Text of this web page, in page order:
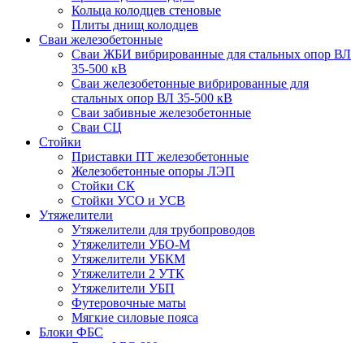
Кольца колодцев стеновые
Плиты днищ колодцев
Сваи железобетонные
Сваи ЖБИ вибрированные для стальных опор ВЛ
35-500 кВ
Сваи железобетонные вибрированные для
стальных опор ВЛ 35-500 кВ
Сваи забивные железобетонные
Сваи СЦ
Стойки
Приставки ПТ железобетонные
Железобетонные опоры ЛЭП
Стойки СК
Стойки УСО и УСВ
Утяжелители
Утяжелители для трубопроводов
Утяжелители УБО-М
Утяжелители УБКМ
Утяжелители 2 УТК
Утяжелители УБП
Футеровочные маты
Мягкие силовые пояса
Блоки ФБС